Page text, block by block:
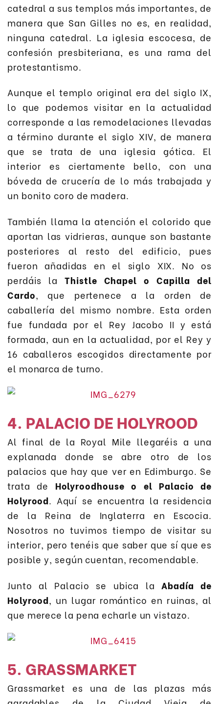
catedral a sus templos más importantes, de
manera que San Gilles no es, en realidad,
ninguna catedral. La iglesia escocesa, de
confesión presbiteriana, es una rama del
protestantismo.
Aunque el templo original era del siglo IX,
lo que podemos visitar en la actualidad
corresponde a las remodelaciones llevadas
a término durante el siglo XIV, de manera
que se trata de una iglesia gótica. El
interior es ciertamente bello, con una
bóveda de crucería de lo más trabajada y
un bonito coro de madera.
También llama la atención el colorido que
aportan las vidrieras, aunque son bastante
posteriores al resto del edificio, pues
fueron añadidas en el siglo XIX. No os
perdáis laThistle Chapel o Capilla del
Cardo, que pertenece a la orden de
caballería del mismo nombre. Esta orden
fue fundada por el Rey Jacobo II y está
formada, aun en la actualidad, por el Rey y
16 caballeros escogidos directamente por
el monarca de turno.
4. PALACIO DE HOLYROOD
Al final de la Royal Mile llegaréis a una
explanada donde se abre otro de los
palacios que hay que ver en Edimburgo. Se
trata de Holyroodhouse o el Palacio de
Holyrood. Aquí se encuentra la residencia
de la Reina de Inglaterra en Escocia.
Nosotros no tuvimos tiempo de visitar su
interior, pero tenéis que saber que sí que es
posible y, según cuentan, recomendable.
Junto al Palacio se ubica laAbadía de
Holyrood, un lugar romántico en ruinas, al
que merece la pena echarle un vistazo.
5. GRASSMARKET
Grassmarket es una de las plazas más